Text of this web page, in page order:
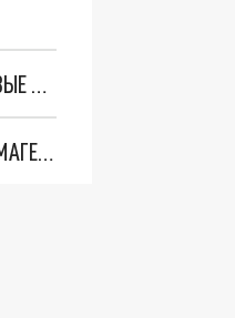
"ОЧЕНЬ ПЛОХИЕ НОВОСТИ": БОЛЬШАЯ ОШИБКА PALANTIR В РОССИИ. СТРАНЫ НАТО ВПЕРВЫЕ ЗА СВО ОСТАНОВИЛИ ПОСТАВКИ ОРУЖИЯ. ВСУ ТЕРЯЮТ ПРИГРАНИЧЬЕ?
ТРИ ГЛАВНЫХ ИНСАЙДА ОБ СВО. ОТМЕНА МОБИЛИЗАЦИИ И ВОЗВРАЩЕНИЕ "ГЕНЕРАЛА АРМАГЕДДОНА"? ОТЛИЧНЫЕ НОВОСТИ, КОТОРЫЕ ЖДАЛИ ВСЕ